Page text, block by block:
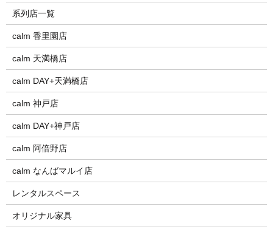
系列店一覧
calm 香里園店
calm 天満橋店
calm DAY+天満橋店
calm 神戸店
calm DAY+神戸店
calm 阿倍野店
calm なんばマルイ店
レンタルスペース
オリジナル家具